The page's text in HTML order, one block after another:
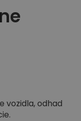
vozidla, odhad